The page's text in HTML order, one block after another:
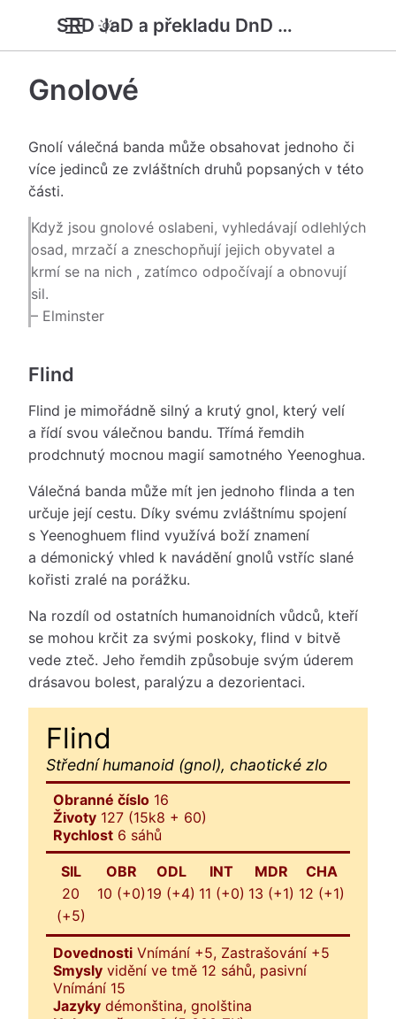
SRD JaD a překladu DnD 5e
Gnolové
Gnolí válečná banda může obsahovat jednoho či
více jedinců ze zvláštních druhů popsaných v této
části.
Když jsou gnolové oslabeni, vyhledávají odlehlých
osad, mrzačí a zneschopňují jejich obyvatel a
krmí se na nich , zatímco odpočívají a obnovují
sil.
– Elminster
Flind
Flind je mimořádně silný a krutý gnol, který velí
a řídí svou válečnou bandu. Třímá řemdih
prodchnutý mocnou magií samotného Yeenoghua.
Válečná banda může mít jen jednoho flinda a ten
určuje její cestu. Díky svému zvláštnímu spojení
s Yeenoghuem flind využívá boží znamení
a démonický vhled k navádění gnolů vstříc slané
kořisti zralé na porážku.
Na rozdíl od ostatních humanoidních vůdců, kteří
se mohou krčit za svými poskoky, flind v bitvě
vede zteč. Jeho řemdih způsobuje svým úderem
drásavou bolest, paralýzu a dezorientaci.
Flind
Střední humanoid (gnol), chaotické zlo
Obranné číslo 16
Životy 127 (15k8 + 60)
Rychlost 6 sáhů
SIL
20
(+5)
OBR
10 (+0)
ODL
19 (+4)
INT
11 (+0)
MDR
13 (+1)
CHA
12 (+1)
Dovednosti Vnímání +5, Zastrašování +5
Smysly vidění ve tmě 12 sáhů, pasivní
Vnímání 15
Jazyky démonština, gnolština